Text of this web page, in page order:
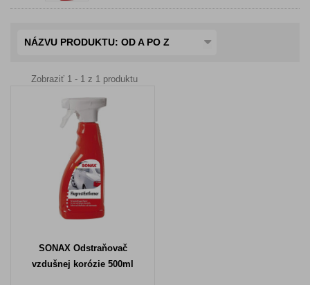
NÁZVU PRODUKTU: OD A PO Z
Zobraziť 1 - 1 z 1 produktu
SONAX Odstraňovač
vzdušnej korózie 500ml